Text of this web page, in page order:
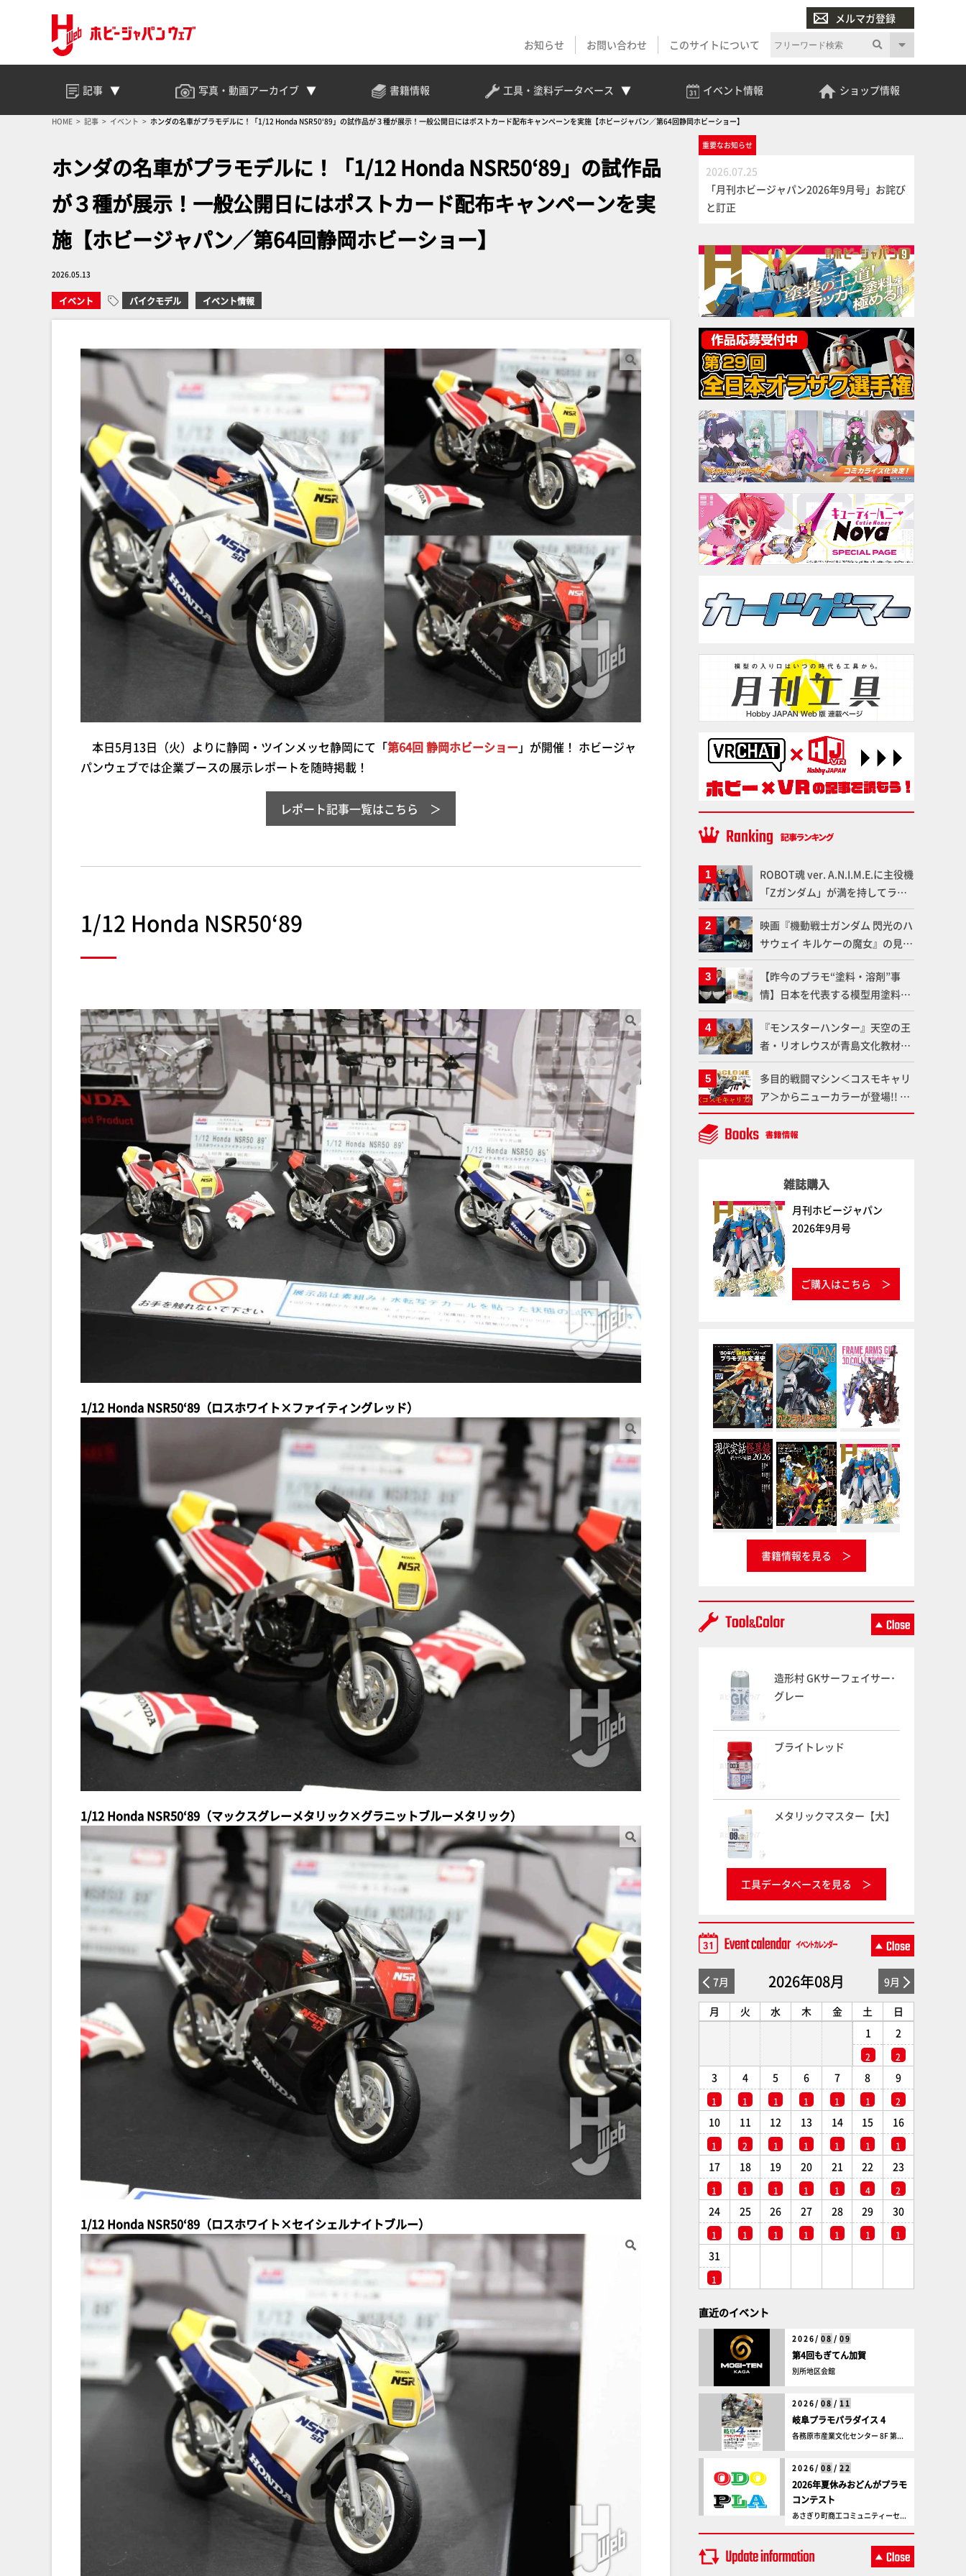
メルマガ登録
お知らせ
お問い合わせ このサイトについて
記事 写真・動画アーカイブ 書籍情報 工具・塗料データベース イベント情報 ショップ情報
HOME 記事 イベント ホンダの名車がプラモデルに！「1/12 Honda NSR50‘89」の試作品が３種が展示！一般公開日にはポストカード配布キャンペーンを実施【ホビージャパン／第64回静岡ホビーショー】
ホンダの名車がプラモデルに！「1/12 Honda NSR50‘89」の試作品
が３種が展示！一般公開日にはポストカード配布キャンペーンを実
施【ホビージャパン／第64回静岡ホビーショー】
2026.05.13
イベント バイクモデル イベント情報
本日5月13日（火）よりに静岡・ツインメッセ静岡にて「第64回 静岡ホビーショー 」が開催！ ホビージャ
パンウェブでは企業ブースの展示レポートを随時掲載！
レポート記事一覧はこちら
1/12 Honda NSR50‘89
1/12 Honda NSR50‘89（ロスホワイト×ファイティングレッド）
1/12 Honda NSR50‘89（マックスグレーメタリック×グラニットブルーメタリック）
1/12 Honda NSR50‘89（ロスホワイト×セイシェルナイトブルー）
重要なお知らせ
2026.07.25
「月刊ホビージャパン2026年9月号」お詫び
と訂正
ROBOT魂 ver. A.N.I.M.E.に主役機
「Zガンダム」が満を持してライ
ンナップ！ウェイブライダーへの
変形、劇中どおりのプロポーショ
ンを再現【機動戦士Zガンダム】
映画『機動戦士ガンダム 閃光のハ
サウェイ キルケーの魔女』の見放
題配信が8月31日（月）よりスタ
ート！Prime Videoで国内独占配
信
【昨今のプラモ“塗料・溶剤”事
情】日本を代表する模型用塗料
「Mr.カラー」やツールメーカー
である「GSIクレオス」が語るラ
ッカー塗料の未来とは？
『モンスターハンター』天空の王
者・リオレウスが青島文化教材社
「PLAfig.」にラインナップ！原
型・蟹蟲修造氏の彩色作例で超ハ
イディテールかつ躍動感に満ちた
造形をチェック
多目的戦闘マシン＜コスモキャリ
ア＞からニューカラーが登場!! 輸
送と戦闘を兼ね備えた重戦闘機の
気になるギミックや各形態を余す
雑誌購入
月刊ホビージャパン
2026年9月号
ご購入はこちら
書籍情報を見る
造形村 GKサーフェイサー･
グレー
ブライトレッド
メタリックマスター【大】
工具データベースを見る
7月 2026年08月 9月
月 火 水 木 金 土
日
1
2
2
2
3
1
4
1
5
1
6
1
7
1
8
1
9
2
10
1
11
2
12
1
13
1
14
1
15
1
16
1
17
1
18
1
19
1
20
1
21
1
22
4
23
2
24
1
25
1
26
1
27
1
28
1
29
1
30
1
31
1
直近のイベント
2026/ 08 / 09
第4回もぎてん加賀
別所地区会館
2026/ 08 / 11
岐阜プラモパラダイス 4
各務原市産業文化センター 8F 第...
2026/ 08 / 22
2026年夏休みおどんがプラモ
コンテスト
あさぎり町商工コミュニティーセ...